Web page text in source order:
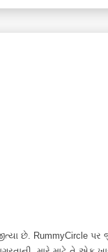
છે. RummyCircle પર